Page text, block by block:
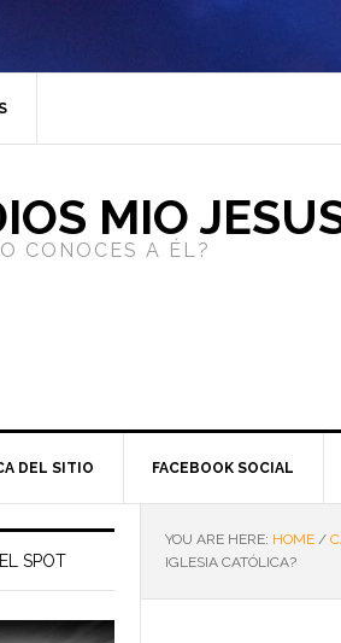
MIO
CONOCES A ÉL?
DEL SITIO FACEBOOK SOCIAL
YOU ARE HERE: HOME /
IGLESIA CATÓLICA?
EL SPOT